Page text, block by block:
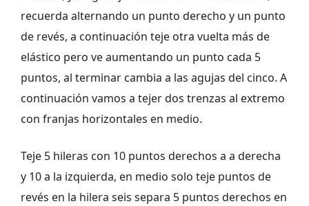
recuerda alternando un punto derecho y un punto
de revés, a continuación teje otra vuelta más de
elástico pero ve aumentando un punto cada 5
puntos, al terminar cambia a las agujas del cinco. A
continuación vamos a tejer dos trenzas al extremo
con franjas horizontales en medio.
Teje 5 hileras con 10 puntos derechos a a derecha
y 10 a la izquierda, en medio solo teje puntos de
revés en la hilera seis separa 5 puntos derechos en